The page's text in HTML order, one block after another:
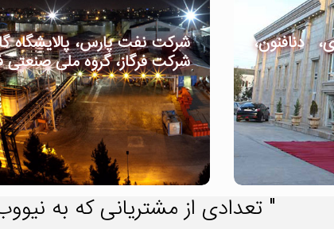
شرکت نفت پارس، پالایشگاه
شرکت فرگاز، گروه ملی صنعتی
دنافنون،
" تعدادی از مشتریانی که به